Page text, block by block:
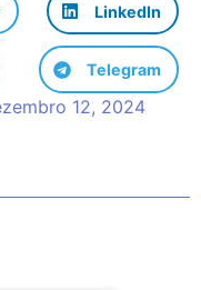
LinkedIn
Telegram
12, 2024